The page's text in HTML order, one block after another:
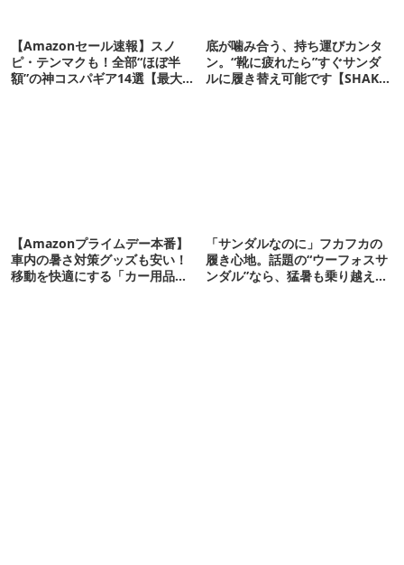
【Amazonセール速報】スノ
ピ・テンマクも！全部“ほぼ半
額”の神コスパギア14選【最大
底が噛み合う、持ち運びカンタ
ン。“靴に疲れたら”すぐサンダ
ルに履き替え可能です【SHAKA
【Amazonプライムデー本番】
車内の暑さ対策グッズも安い！
移動を快適にする「カー用品」
「サンダルなのに」フカフカの
履き心地。話題の“ウーフォスサ
ンダル”なら、猛暑も乗り越えら